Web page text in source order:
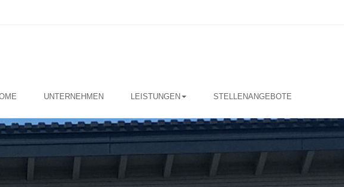
UNTERNEHMEN LEISTUNGEN STELLENANGEBOTE
Zimmerei und Holzbau